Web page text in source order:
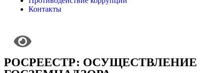
Контакты
РОСРЕЕСТР: ОСУЩЕСТВЛЕНИЕ